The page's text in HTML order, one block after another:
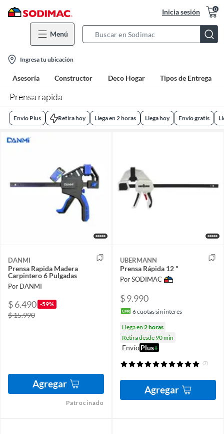
Inicia sesión 0
Menú
Bar
location-
icon
Ingresa tu ubicación
Asesoría Constructor Deco Hogar Tipos de Entrega
Prensa rapida
Envio Plus Retira hoy Llega en 2 horas Llega hoy Envío gratis
DANMI
Prensa Rapida Madera
Carpintero 6 Pulgadas
Por DANMI
$ 6.490 -59%
$ 15.990
Agregar
Patrocinado
UBERMANN
Prensa Rápida 12 "
Por SODIMAC
$ 9.990
6cuotas sin interés
Llega en 2 horas
Retira desde 90 min
EnvíoPlus+
(7)
Agregar